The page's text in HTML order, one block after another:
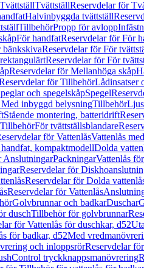
TvättställTvättställReservdelar för
Halvinbyggda tvättställ
TillbehörPropp för avlopp
För handfatReservdelar för För
bänkskivaReservdelar för För
Reservdelar för För
Reservdelar för Mellanhöga skåp
för TillbehörLådinsatser
och spegelskåpSpegel
inbyggd belysningTillbehör
Stående montering, batteridrift
För tvättställsblandare
för VattenlåsVattenlås
kompaktmodellDolda
AnslutningarPackningarVattenlås
Reservdelar för
Reservdelar för Dolda
Reservdelar för Vattenlås
Golvbrunnar och badkarDuschar
duschTillbehör för golvbrunnar
för Vattenlås för duschkar, d52
för badkar, d52Med
och inloppsrörReservdelar
tryckknappsmanövrering